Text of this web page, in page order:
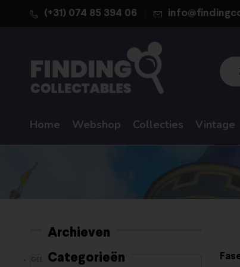
(+31) 074 85 394 06
Home Webshop Collecties Vintage
Archieven
Categorieën
GEEN CATEGORIEËN